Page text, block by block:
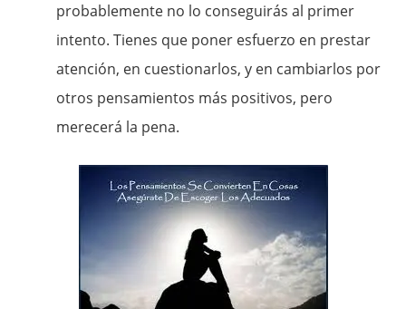
probablemente no lo conseguirás al primer
intento. Tienes que poner esfuerzo en prestar
atención, en cuestionarlos, y en cambiarlos por
otros pensamientos más positivos, pero
merecerá la pena.